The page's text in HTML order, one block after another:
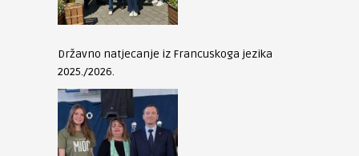
Državno natjecanje iz Francuskoga jezika
2025./2026.